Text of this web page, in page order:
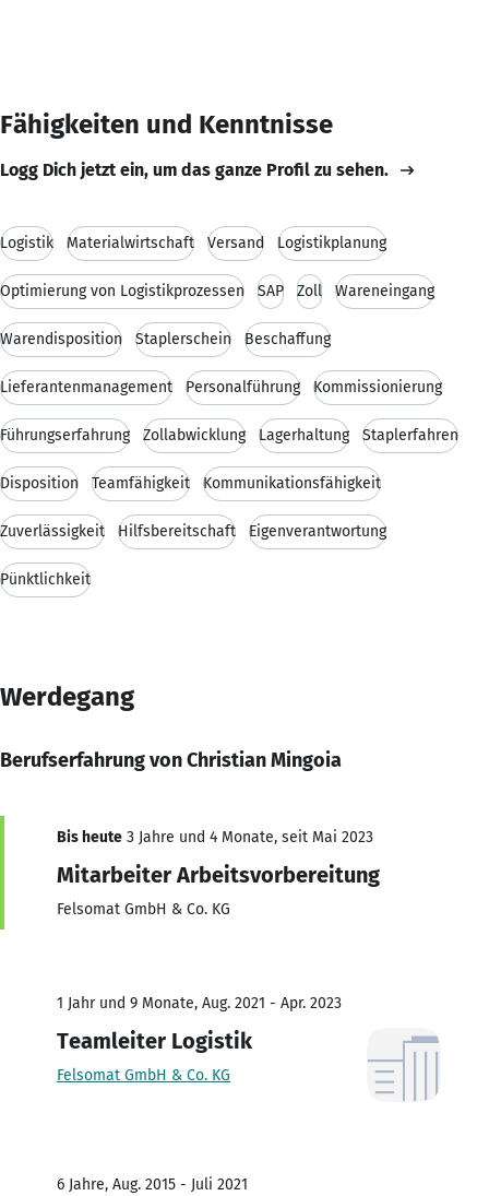
Fähigkeiten und Kenntnisse
Logg Dich jetzt ein, um das ganze Profil zu sehen.
Logistik Materialwirtschaft Versand Logistikplanung
Optimierung von Logistikprozessen SAP Zoll Wareneingang
Warendisposition Staplerschein Beschaffung
Lieferantenmanagement Personalführung Kommissionierung
Führungserfahrung Zollabwicklung Lagerhaltung Staplerfahren
Disposition Teamfähigkeit Kommunikationsfähigkeit
Zuverlässigkeit Hilfsbereitschaft Eigenverantwortung
Pünktlichkeit
Werdegang
Berufserfahrung von Christian Mingoia
Bis heute 3 Jahre und 4 Monate, seit Mai 2023
Mitarbeiter Arbeitsvorbereitung
Felsomat GmbH & Co. KG
1 Jahr und 9 Monate, Aug. 2021 - Apr. 2023
Teamleiter Logistik
Felsomat GmbH & Co. KG
6 Jahre, Aug. 2015 - Juli 2021